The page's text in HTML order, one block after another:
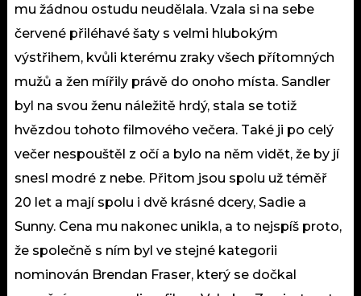
mu žádnou ostudu neudělala. Vzala si na sebe
červené přiléhavé šaty s velmi hlubokým
výstřihem, kvůli kterému zraky všech přítomných
mužů a žen mířily právě do onoho místa. Sandler
byl na svou ženu náležitě hrdý, stala se totiž
hvězdou tohoto filmového večera. Také ji po celý
večer nespouštěl z očí a bylo na něm vidět, že by jí
snesl modré z nebe. Přitom jsou spolu už téměř
20 let a mají spolu i dvě krásné dcery, Sadie a
Sunny. Cena mu nakonec unikla, a to nejspíš proto,
že společně s ním byl ve stejné kategorii
nominován Brendan Fraser, který se dočkal